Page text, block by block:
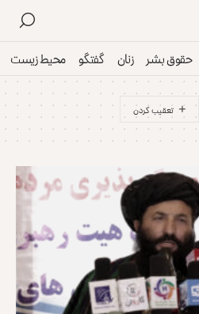
حقوق بشر زنان گفتگو محیط زیست